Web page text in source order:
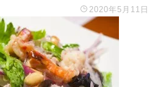
2020年5月11日